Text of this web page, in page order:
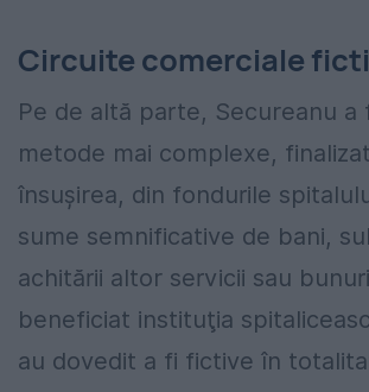
Circuite comerciale
Pe de altă parte, Secureanu a
metode mai complexe,
însuşirea, din fondurile
sume semnificative de bani,
achitării altor servicii sau
beneficiat instituţia
au dovedit a fi fictive în